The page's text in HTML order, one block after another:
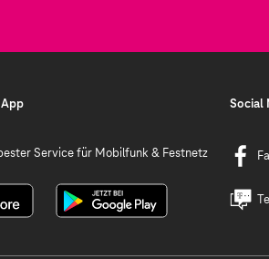
Service für Mobilfunk & Festnetz
Social